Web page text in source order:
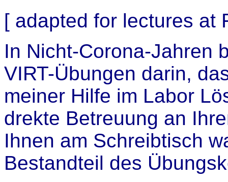
[ adapted for lectures at
In Nicht-Corona-Jahren
VIRT-Übungen darin,
meiner Hilfe im Labor
drekte Betreuung an
Ihnen am Schreibtisch
Bestandteil des